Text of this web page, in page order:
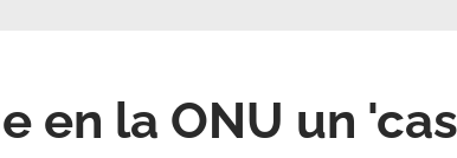
en la ONU un